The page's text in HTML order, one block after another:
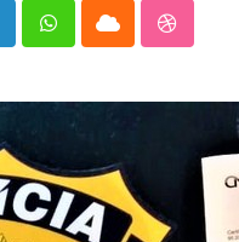
WhatsappCloud